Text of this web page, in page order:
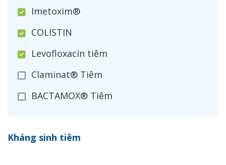
Imetoxim®
COLISTIN
Levofloxacin tiêm
Claminat® Tiêm
BACTAMOX® Tiêm
Ceftizoxim®
Kháng sinh tiêm